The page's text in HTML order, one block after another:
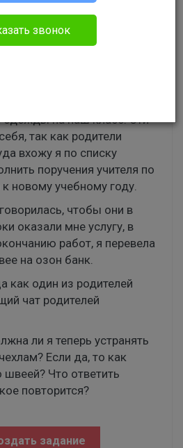
одежды на наш класс. Эти
так как родители
вхожу я по списку
поручения учителя по
новому учебному году.
чтобы они в
оказали мне услугу, в
работ, я перевела
на озон банк.
как один из родителей
чат родителей
ли я теперь устранять
Если да, то как
швеей? Что ответить
повторится?
задание
звонок